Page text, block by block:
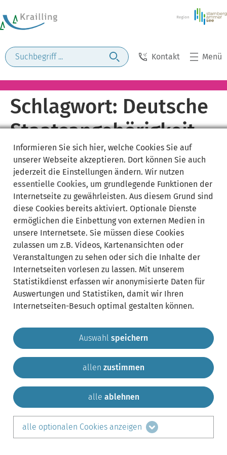
Kontakt Menü
Schlagwort: Deutsche
Staatsangehörigkeit
Gemeinde Krailling Impressum
Sitemap
Kontakt
teilen auf:
LinkedIn
Informieren Sie sich hier, welche Cookies Sie auf
unserer Webseite akzeptieren. Dort können Sie auch
jederzeit die Einstellungen ändern. Wir nutzen
essentielle Cookies, um grundlegende Funktionen der
Internetseite zu gewährleisten. Aus diesem Grund sind
diese Cookies bereits aktiviert. Optionale Dienste
ermöglichen die Einbettung von externen Medien in
unsere Internetsete. Sie müssen diese Cookies
zulassen um z.B. Videos, Kartenansichten oder
Veranstaltungen zu sehen oder sich die Inhalte der
Internetseiten vorlesen zu lassen. Mit unserem
Statistikdienst erfassen wir anonymisierte Daten für
Auswertungen und Statistiken, damit wir Ihren
Internetseiten-Besuch optimal gestalten können.
Auswahl speichern
allen zustimmen
alle ablehnen
alle optionalen Cookies anzeigen